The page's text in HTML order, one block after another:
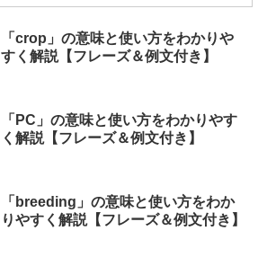
「crop」の意味と使い方をわかりや
すく解説【フレーズ＆例文付き】
「PC」の意味と使い方をわかりやす
く解説【フレーズ＆例文付き】
「breeding」の意味と使い方をわか
りやすく解説【フレーズ＆例文付き】